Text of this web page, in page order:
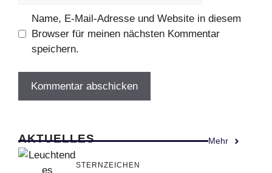
Name, E-Mail-Adresse und Website in diesem
Browser für meinen nächsten Kommentar
speichern.
AKTUELLES Mehr
STERNZEICHEN